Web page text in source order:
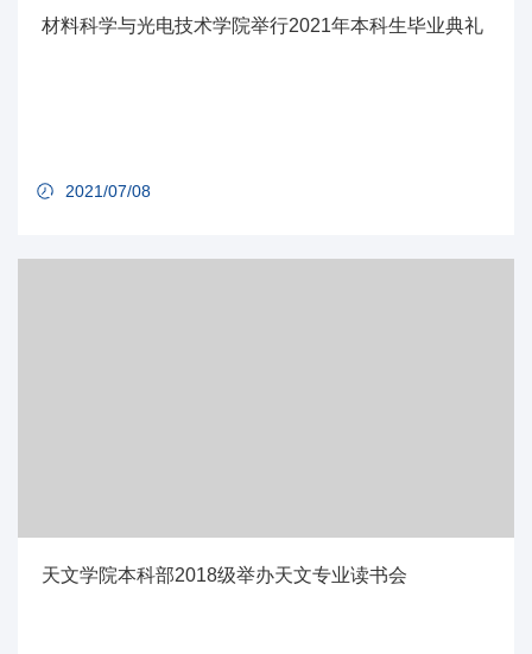
材料科学与光电技术学院举行2021年本科生毕业典礼
2021/07/08
天文学院本科部2018级举办天文专业读书会